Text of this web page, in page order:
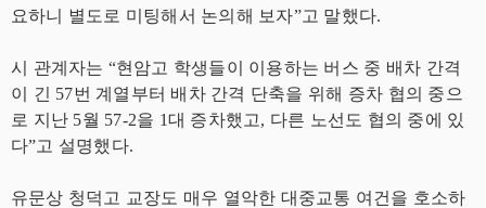
요하니 별도로 미팅해서 논의해 보자”고 말했다.
시 관계자는 “현암고 학생들이 이용하는 버스 중 배차 간격
이 긴 57번 계열부터 배차 간격 단축을 위해 증차 협의 중으
로 지난 5월 57-2을 1대 증차했고, 다른 노선도 협의 중에 있
다”고 설명했다.
유문상 청덕고 교장도 매우 열악한 대중교통 여건을 호소하